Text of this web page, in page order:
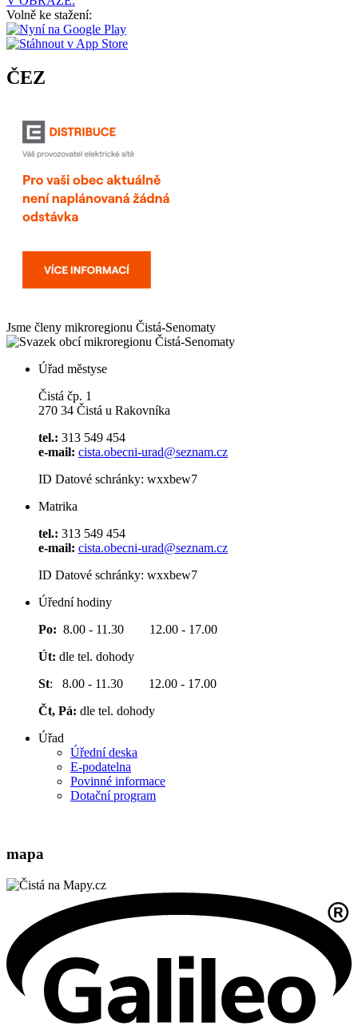
Volně ke stažení:
ČEZ
Jsme členy mikroregionu Čistá-Senomaty
Úřad městyse
Čistá čp. 1
270 34 Čistá u Rakovníka
tel.: 313 549 454
e-mail: cista.obecni-urad@seznam.cz
ID Datové schránky: wxxbew7
Matrika
tel.: 313 549 454
e-mail: cista.obecni-urad@seznam.cz
ID Datové schránky: wxxbew7
Úřední hodiny
Po: 8.00 - 11.30 12.00 - 17.00
Út: dle tel. dohody
St: 8.00 - 11.30 12.00 - 17.00
Čt, Pá: dle tel. dohody
Úřad
Úřední deska
E-podatelna
Povinné informace
Dotační program
mapa